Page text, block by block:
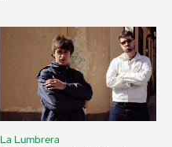
La Lumbrera